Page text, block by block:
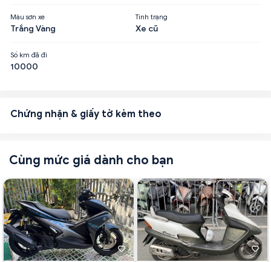
Màu sơn xe
Trắng Vàng
Tình trạng
Xe cũ
Số km đã đi
10000
Chứng nhận & giấy tờ kèm theo
Cùng mức giá dành cho bạn